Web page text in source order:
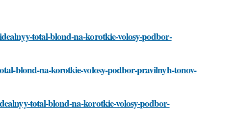
total-blond-na-korotkie-volosy-podbor-
blond-na-korotkie-volosy-podbor-pravilnyh-tonov-
total-blond-na-korotkie-volosy-podbor-